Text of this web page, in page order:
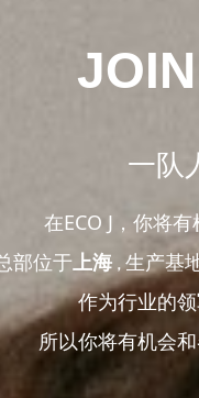
一队
在ECO J，你将
部位于上海， 生产基
作为行业的
所以你将有机会